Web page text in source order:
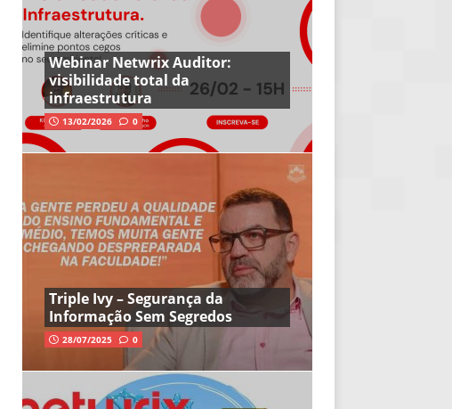
Webinar Netwrix Auditor:
visibilidade total da
infraestrutura
13/02/2026 0
Triple Ivy – Segurança da
Informação Sem Segredos
28/07/2025 0